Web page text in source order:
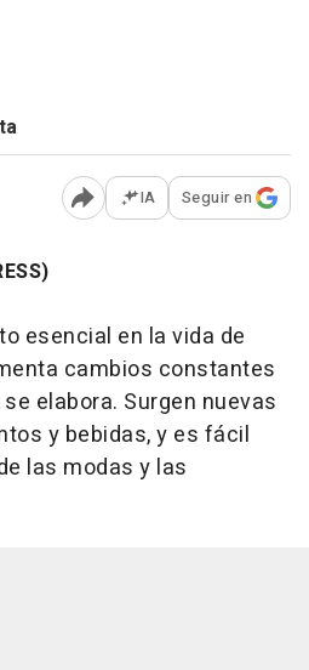
Abrir opciones para
IA Seguir en
esencial en la vida de
cambios constantes
elabora. Surgen nuevas
y bebidas, y es fácil
las modas y las